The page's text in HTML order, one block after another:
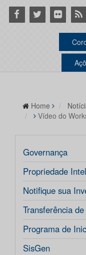
Facebook
Twitter Flickr RSS
Home
Vídeo do
Governança
Propriedade
Notifique sua
Transferência
Programa de
SisGen